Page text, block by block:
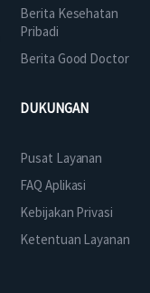
Berita Kesehatan
Pribadi
Berita Good Doctor
DUKUNGAN
Pusat Layanan
FAQ Aplikasi
Kebijakan Privasi
Ketentuan Layanan